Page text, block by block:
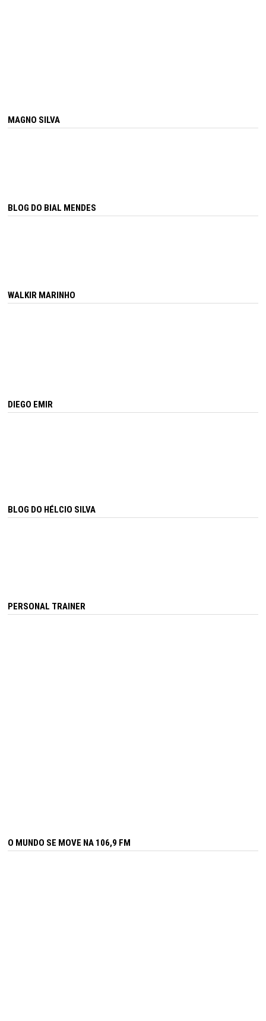
MAGNO SILVA
BLOG DO BIAL MENDES
WALKIR MARINHO
DIEGO EMIR
BLOG DO HÉLCIO SILVA
PERSONAL TRAINER
O MUNDO SE MOVE NA 106,9 FM